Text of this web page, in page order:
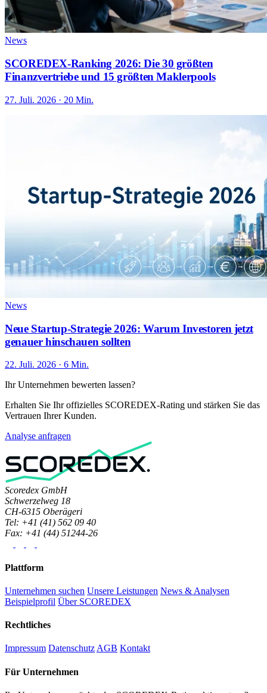
News
SCOREDEX-Ranking 2026: Die 30 größten
Finanzvertriebe und 15 größten Maklerpools
27. Juli. 2026 · 20 Min.
News
Neue Startup-Strategie 2026: Warum Investoren jetzt
genauer hinschauen sollten
22. Juli. 2026 · 6 Min.
Ihr Unternehmen bewerten lassen?
Erhalten Sie Ihr offizielles SCOREDEX-Rating und stärken Sie das
Vertrauen Ihrer Kunden.
Analyse anfragen
Scoredex GmbH
Schwerzelweg 18
CH-6315 Oberägeri
Tel: +41 (41) 562 09 40
Fax: +41 (44) 51244-26
Plattform
Unternehmen suchen Unsere Leistungen News & Analysen
Beispielprofil Über SCOREDEX
Rechtliches
Impressum Datenschutz AGB Kontakt
Für Unternehmen